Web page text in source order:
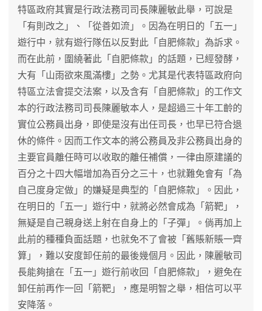
特區政府其實是行政法務司司長陳麗敏此舉，可說是
「有則改之」、「從善如流」。因為在明日的「五一」
遊行中，就有遊行隊伍以反對此「自肥條款」為訴求。
而在此前，圍繞著此「自肥條款」的話題，已經發酵，
大有「山雨欲來風滿樓」之勢。尤其是代表特區政府向
特區立法會提交法案，以及含有「自肥條款」的工作文
本的行政法務司司長陳麗敏本人，是超過三十年工齡的
實位公務員出身，即使是沒有出任司長，也早已符合退
休的條件。因而工作文本的將公務員及非公務員出身的
主要官員離任時可以收取的離任補償，一律由原建議的
百分之十四大幅增加為百分之三十，也就難免會有「為
自己度身定做」的嫌疑是典型的「自肥條款」。因此，
在明日的「五一」遊行中，就將必然會成為「箭靶」，
無疑是自己親身送上射在自身上的「子彈」。倘再加上
此前的種種負面話題，也就免不了會被「舊賬新賬一齊
算」，難以安度卸任前的最後幾個月。因此，陳麗敏司
長能夠搶在「五一」遊行前收回「自肥條款」，避免在
卸任前再作一回「箭靶」，應是明智之舉，相信可以平
安降落。